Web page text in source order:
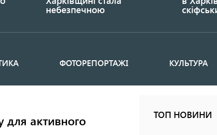
небезпечною
ФОТОРЕПОРТАЖІ КУЛЬТУРА
для активного
ТОП НОВИНИ